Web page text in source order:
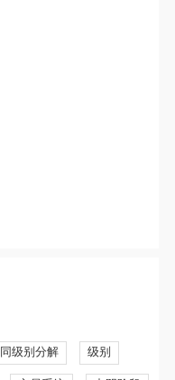
同级别分解 级别